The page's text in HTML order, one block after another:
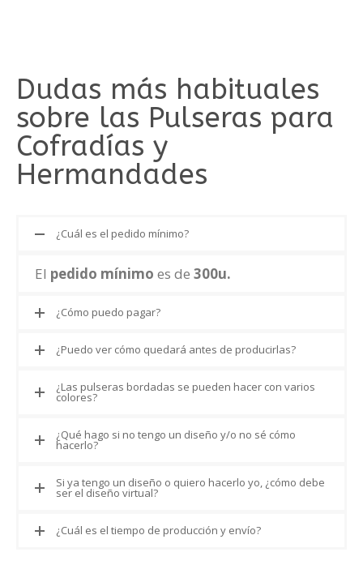
Dudas más habituales
sobre las Pulseras para
Cofradías y
Hermandades
¿Cuál es el pedido mínimo?
El pedido mínimo es de 300u.
¿Cómo puedo pagar?
¿Puedo ver cómo quedará antes de producirlas?
¿Las pulseras bordadas se pueden hacer con varios
colores?
¿Qué hago si no tengo un diseño y/o no sé cómo
hacerlo?
Si ya tengo un diseño o quiero hacerlo yo, ¿cómo debe
ser el diseño virtual?
¿Cuál es el tiempo de producción y envío?